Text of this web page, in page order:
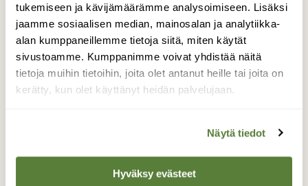
tukemiseen ja kävijämäärämme analysoimiseen. Lisäksi
jaamme sosiaalisen median, mainosalan ja analytiikka-
alan kumppaneillemme tietoja siitä, miten käytät
sivustoamme. Kumppanimme voivat yhdistää näitä
tietoja muihin tietoihin, joita olet antanut heille tai joita on
kerätty, kun olet käyttänyt heidän palvelujaan.
Näytä tiedot
Hyväksy evästeet
Auranlaakso
Auranlaakso, Aurajoki juuri ennen
auringonnousua 2.4.2026 Klo:06.40 Turku
Valokuvaaja: Juhani Peltonen, Turku 2.4.2026